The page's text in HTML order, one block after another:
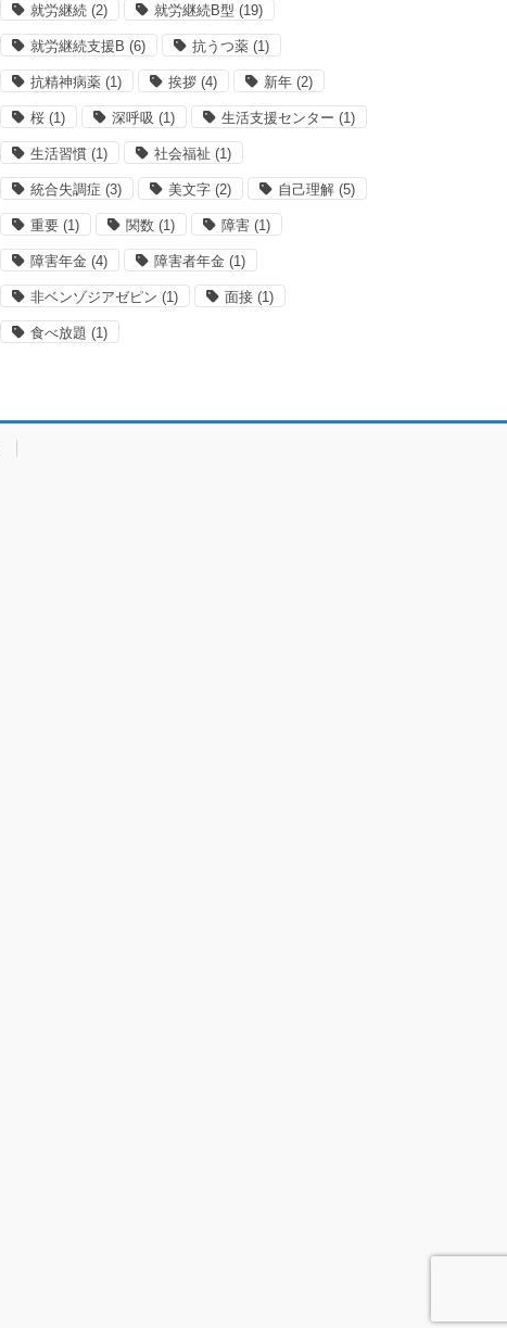
就労継続 (2) 就労継続B型 (19)
就労継続支援B (6) 抗うつ薬 (1)
抗精神病薬 (1) 挨拶 (4) 新年 (2)
桜 (1) 深呼吸 (1) 生活支援センター (1)
生活習慣 (1) 社会福祉 (1)
統合失調症 (3) 美文字 (2) 自己理解 (5)
重要 (1) 関数 (1) 障害 (1)
障害年金 (4) 障害者年金 (1)
非ベンゾジアゼピン (1) 面接 (1)
食べ放題 (1)